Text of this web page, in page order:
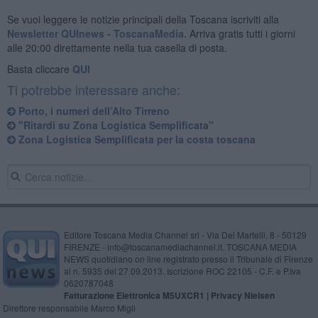
Se vuoi leggere le notizie principali della Toscana iscriviti alla
Newsletter QUInews - ToscanaMedia. Arriva gratis tutti i giorni
alle 20:00 direttamente nella tua casella di posta.
Basta cliccare QUI
Ti potrebbe interessare anche:
Porto, i numeri dell’Alto Tirreno
"Ritardi su Zona Logistica Semplificata"
Zona Logistica Semplificata per la costa toscana
Editore Toscana Media Channel srl - Via Dei Martelli, 8 - 50129
FIRENZE - info@toscanamediachannel.it. TOSCANA MEDIA
NEWS quotidiano on line registrato presso il Tribunale di Firenze
al n. 5935 del 27.09.2013. Iscrizione ROC 22105 - C.F. e P.Iva
0620787048
Fatturazione Elettronica M5UXCR1 | Privacy Nielsen
Direttore responsabile Marco Migli